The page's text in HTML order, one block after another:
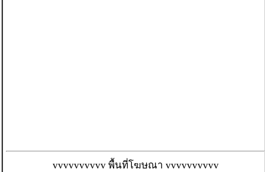
vvvvvvvvvv พื้นที่โฆษณา vvvvvvvvvv